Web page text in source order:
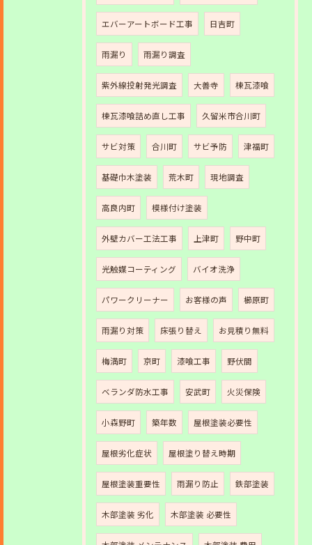
エバーアートボード工事 日吉町
雨漏り 雨漏り調査
紫外線投射発光調査 大善寺 棟瓦漆喰
棟瓦漆喰詰め直し工事 久留米市合川町
サビ対策 合川町 サビ予防 津福町
基礎巾木塗装 荒木町 現地調査
高良内町 模様付け塗装
外壁カバー工法工事 上津町 野中町
光触媒コーティング バイオ洗浄
パワークリーナー お客様の声 櫛原町
雨漏り対策 床張り替え お見積り無料
梅満町 京町 漆喰工事 野伏間
ベランダ防水工事 安武町 火災保険
小森野町 築年数 屋根塗装必要性
屋根劣化症状 屋根塗り替え時期
屋根塗装重要性 雨漏り防止 鉄部塗装
木部塗装 劣化 木部塗装 必要性